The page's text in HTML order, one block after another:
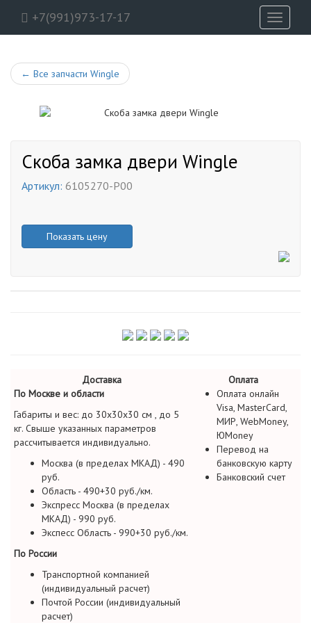
+7(991)973-17-17
Toggle
← Все запчасти Wingle
Скоба замка двери Wingle
Артикул: 6105270-P00
Показать цену
Доставка
Оплата
По Москве и области
Габариты и вес: до 30х30х30 см , до 5
кг. Свыше указанных параметров
рассчитывается индивидуально.
Москва (в пределах МКАД) - 490
руб.
Область - 490+30 руб./км.
Экспресс Москва (в пределах
МКАД) - 990 руб.
Экспесс Область - 990+30 руб./км.
По России
Транспортной компанией
(индивидуальный расчет)
Почтой России (индивидуальный
расчет)
Оплата онлайн
Visa, MasterCard,
МИР, WebMoney,
ЮMoney
Перевод на
банковскую карту
Банковский счет